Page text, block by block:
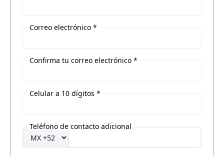
Correo electrónico *
Confirma tu correo electrónico *
Celular a 10 dígitos *
Teléfono de contacto adicional